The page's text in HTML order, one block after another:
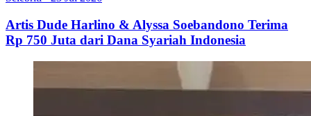
Artis Dude Harlino & Alyssa Soebandono Terima
Rp 750 Juta dari Dana Syariah Indonesia